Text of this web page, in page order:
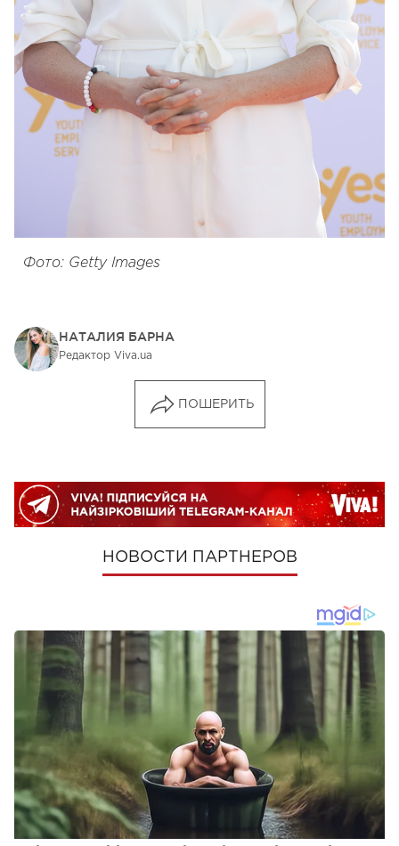
Фото: Getty Images
НАТАЛИЯ БАРНА
Редактор Viva.ua
ПОШЕРИТЬ
НОВОСТИ ПАРТНЕРОВ